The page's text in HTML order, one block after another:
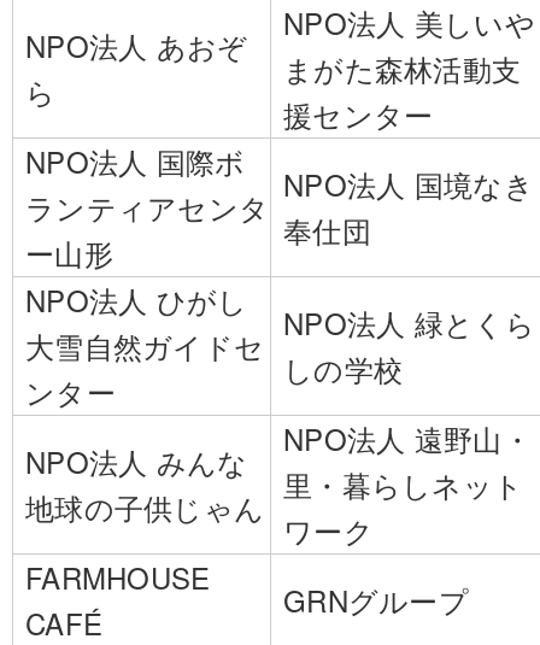
NPO法人 あおぞ
ら
NPO法人 美しいや
まがた森林活動支
援センター
NPO法人 国際ボ
ランティアセンタ
ー山形
NPO法人 国境なき
奉仕団
NPO法人 ひがし
大雪自然ガイドセ
ンター
NPO法人 緑とくら
しの学校
NPO法人 みんな
地球の子供じゃん
NPO法人 遠野山・
里・暮らしネット
ワーク
FARMHOUSE
CAFÉ
GRNグループ